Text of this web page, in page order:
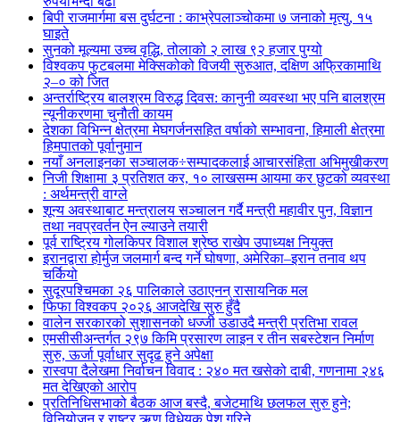
बिपी राजमार्गमा बस दुर्घटना : काभ्रेपलाञ्चोकमा ७ जनाको मृत्यु, १५
घाइते
सुनको मूल्यमा उच्च वृद्धि, तोलाको २ लाख ९२ हजार पुग्यो
विश्वकप फुटबलमा मेक्सिकोको विजयी सुरुआत, दक्षिण अफ्रिकामाथि
२–० को जित
अन्तर्राष्ट्रिय बालश्रम विरुद्ध दिवस: कानुनी व्यवस्था भए पनि बालश्रम
न्यूनीकरणमा चुनौती कायम
देशका विभिन्न क्षेत्रमा मेघगर्जनसहित वर्षाको सम्भावना, हिमाली क्षेत्रमा
हिमपातको पूर्वानुमान
नयाँ अनलाइनका सञ्चालक÷सम्पादकलाई आचारसंहिता अभिमुखीकरण
निजी शिक्षामा ३ प्रतिशत कर, १० लाखसम्म आयमा कर छुटको व्यवस्था
: अर्थमन्त्री वाग्ले
शून्य अवस्थाबाट मन्त्रालय सञ्चालन गर्दै मन्त्री महावीर पुन, विज्ञान
तथा नवप्रवर्तन ऐन ल्याउने तयारी
पूर्व राष्ट्रिय गोलकिपर विशाल श्रेष्ठ राखेप उपाध्यक्ष नियुक्त
इरानद्वारा होर्मुज जलमार्ग बन्द गर्ने घोषणा, अमेरिका–इरान तनाव थप
चर्कियो
सुदूरपश्चिमका २६ पालिकाले उठाएनन् रासायनिक मल
फिफा विश्वकप २०२६ आजदेखि सुरु हुँदै
वालेन सरकारको सुशासनको धज्जी उडाउदै मन्त्री प्रतिभा रावल
एमसीसीअन्तर्गत २९७ किमि प्रसारण लाइन र तीन सबस्टेशन निर्माण
सुरु, ऊर्जा पूर्वाधार सुदृढ हुने अपेक्षा
रास्वपा दैलेखमा निर्वाचन विवाद : २४० मत खसेको दाबी, गणनामा २४६
मत देखिएको आरोप
प्रतिनिधिसभाको बैठक आज बस्दै, बजेटमाथि छलफल सुरु हुने;
विनियोजन र राष्ट्र ऋण विधेयक पेश गरिने